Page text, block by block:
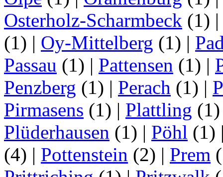
Osterholz-Scharmbeck (1)
(1) | Oy-Mittelberg (1) |
Passau (1) | Pattensen (1) |
Penzberg (1) | Perach (1) |
Pirmasens (1) | Plattling
Plüderhausen (1) | Pöhl (1)
(4) | Pottenstein (2) | Prem